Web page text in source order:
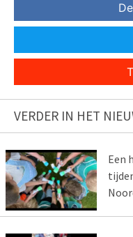
VERDER IN HET
Een